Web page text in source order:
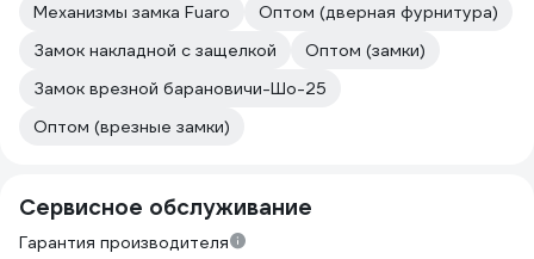
Механизмы замка Fuaro
Оптом (дверная фурнитура)
Замок накладной с защелкой
Оптом (замки)
Замок врезной барановичи-Шо-25
Оптом (врезные замки)
Сервисное обслуживание
Гарантия производителя